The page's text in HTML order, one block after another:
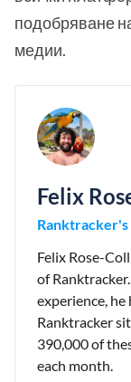
подобряване
медии.
Felix
Felix Rose-
of
experience,
Ranktracker
390,000 of
each month.